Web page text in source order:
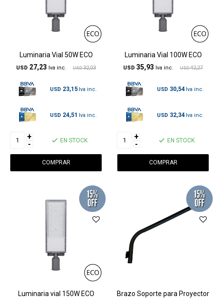
Luminaria Vial 50W ECO
USD 27,23 USD 32,03
USD 23,15
USD 24,51
+
- EN STOCK
Luminaria Vial 100W ECO
USD 35,93 USD 42,27
USD 30,54
USD 32,34
+
- EN STOCK
Luminaria vial 150W ECO
Brazo Soporte para Proyector